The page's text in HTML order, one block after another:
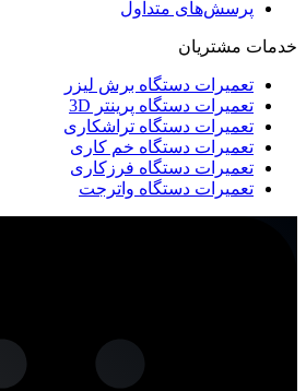
پرسش‌های متداول
خدمات مشتریان
تعمیرات دستگاه برش لیزر
تعمیرات دستگاه پرینتر 3D
تعمیرات دستگاه تراشکاری
تعمیرات دستگاه خم کاری
تعمیرات دستگاه فرزکاری
تعمیرات دستگاه واترجت